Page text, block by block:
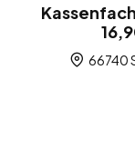
66740